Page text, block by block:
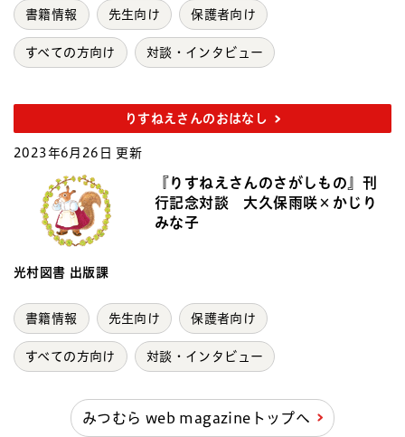
書籍情報 先生向け 保護者向け
すべての方向け 対談・インタビュー
りすねえさんのおはなし
2023年6月26日 更新
『りすねえさんのさがしもの』刊
行記念対談 大久保雨咲×かじり
みな子
光村図書 出版課
書籍情報 先生向け 保護者向け
すべての方向け 対談・インタビュー
みつむら web magazineトップへ